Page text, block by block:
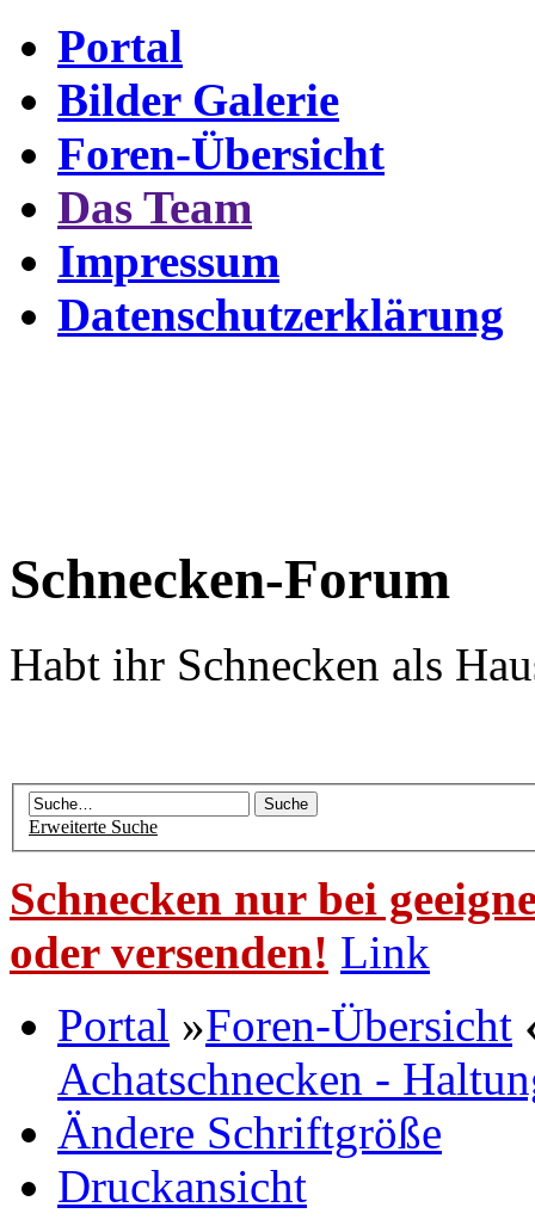
Portal
Bilder Galerie
Foren-Übersicht
Das Team
Impressum
Datenschutzerklärung
Schnecken-Forum
Habt ihr Schnecken als
Erweiterte Suche
Schnecken nur bei
oder versenden! Link
Portal »Foren-Übersicht
Achatschnecken -
Ändere Schriftgröße
Druckansicht